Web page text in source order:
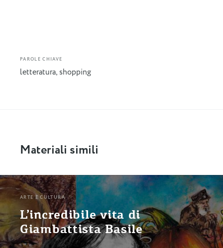
PAROLE CHIAVE
letteratura, shopping
Materiali simili
ARTE E CULTURA
L’incredibile vita di
Giambattista Basile